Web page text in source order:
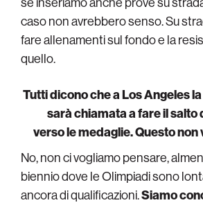
caso non avrebbero senso. Su
fare allenamenti sul fondo e la
quello.
Tutti dicono che a Los Angeles
sarà chiamata a fare il salto
verso le medaglie. Questo non
No, non ci vogliamo pensare,
biennio dove le Olimpiadi sono
ancora di qualificazioni.Siamo